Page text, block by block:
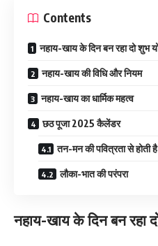
Contents
नहाय-खाय के दिन बन रहा दो शुभ
नहाय-खाय की विधि और नियम
नहाय-खाय का धार्मिक महत्व
छठ पूजा 2025 कैलेंडर
तन-मन की पवित्रता से
लौका-भात की परंपरा
नहाय-खाय के दिन बन रहा